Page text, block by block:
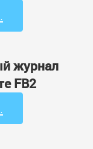
журнал
FB2